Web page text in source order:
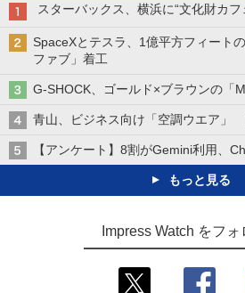
スターバックス、横浜に“文化財カ
SpaceXとテスラ、1億平方フィート
ファブ」着工
G-SHOCK、ゴールド×ブラウンの「
青山、ビジネス向け「空調ウエア」
【アンケート】8割がGemini利用、
もっと見る
Impress Watch をフォ